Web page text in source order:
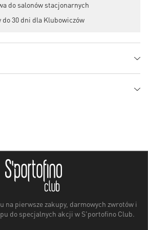
do salonów stacjonarnych
do 30 dni dla Klubowiczów
na pierwsze zakupy, darmowych zwrotów i
do specjalnych akcji w S'portofino Club.